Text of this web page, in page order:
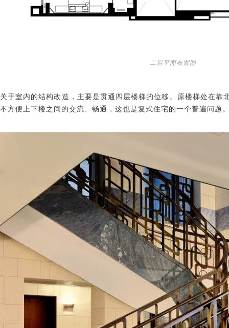
二层平面布置图
关于室内的结构改造，主要是贯通四层楼梯的位移。原楼梯处在靠
不方便上下楼之间的交流、畅通，这也是复式住宅的一个普遍问题